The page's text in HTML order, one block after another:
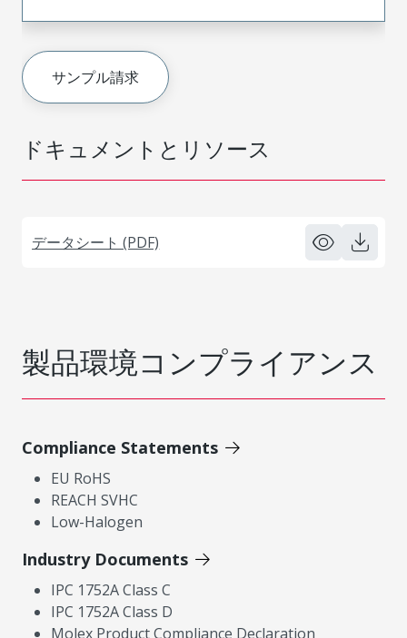
ドキュメントとリソース
データシート (PDF)
サンプル請求
製品環境コンプライアンス
Compliance Statements
EU RoHS
REACH SVHC
Low-Halogen
Industry Documents
IPC 1752A Class C
IPC 1752A Class D
Molex Product Compliance Declaration